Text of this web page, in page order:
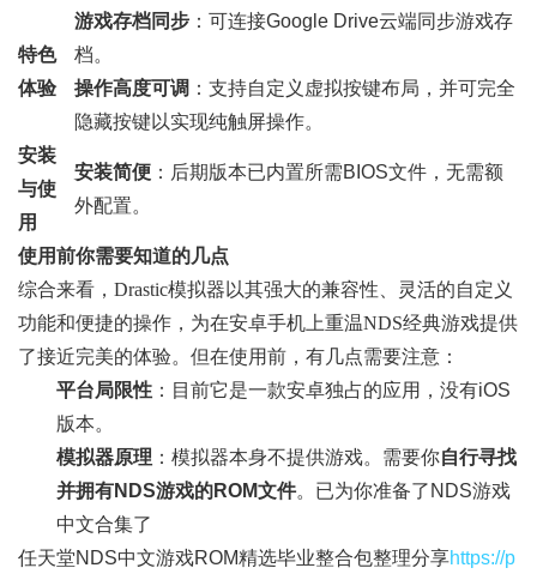
特色
体验
游戏存档同步 ：可连接Google Drive云端同步游戏存
档。
操作高度可调 ：支持自定义虚拟按键布局，并可完全
隐藏按键以实现纯触屏操作。
安装
与使
用
安装简便 ：后期版本已内置所需BIOS文件，无需额
外配置。
使用前你需要知道的几点
综合来看，Drastic模拟器以其强大的兼容性、灵活的自定义
功能和便捷的操作，为在安卓手机上重温NDS经典游戏提供
了接近完美的体验。但在使用前，有几点需要注意：
平台局限性 ：目前它是一款安卓独占的应用，没有iOS
版本。
模拟器原理 ：模拟器本身不提供游戏。需要你自行寻找
并拥有NDS游戏的ROM文件。已为你准备了NDS游戏
中文合集了
任天堂NDS中文游戏ROM精选毕业整合包整理分享https://p